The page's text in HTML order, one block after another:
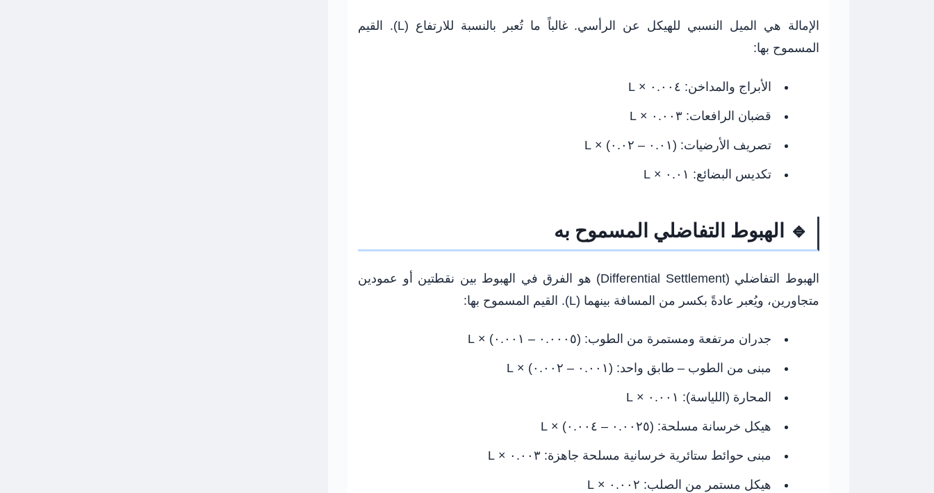
الإمالة هي الميل النسبي للهيكل عن الرأسي. غالباً ما تُعبر بالنسبة للارتفاع (L). القيم
المسموح بها:
الأبراج والمداخن:
قضبان الرافعات:
تصريف الأرضيات: (٠.٠١ – ٠.٠٢) × L
تكديس البضائع:
🔹 الهبوط التفاضلي المسموح به
الهبوط التفاضلي (Differential Settlement) هو الفرق في الهبوط بين نقطتين أو عمودين
متجاورين، ويُعبر عادةً بكسر من المسافة بينهما (L). القيم المسموح بها:
جدران مرتفعة ومستمرة من الطوب: (٠.٠٠٠٥ – ٠.٠٠١) × L
مبنى من الطوب – طابق واحد: (٠.٠٠١ – ٠.٠٠٢) × L
المحارة (اللياسة):
هيكل خرسانة مسلحة: (٠.٠٠٢٥ – ٠.٠٠٤) × L
مبنى حوائط ستائرية خرسانية مسلحة جاهزة:
هيكل مستمر من الصلب: